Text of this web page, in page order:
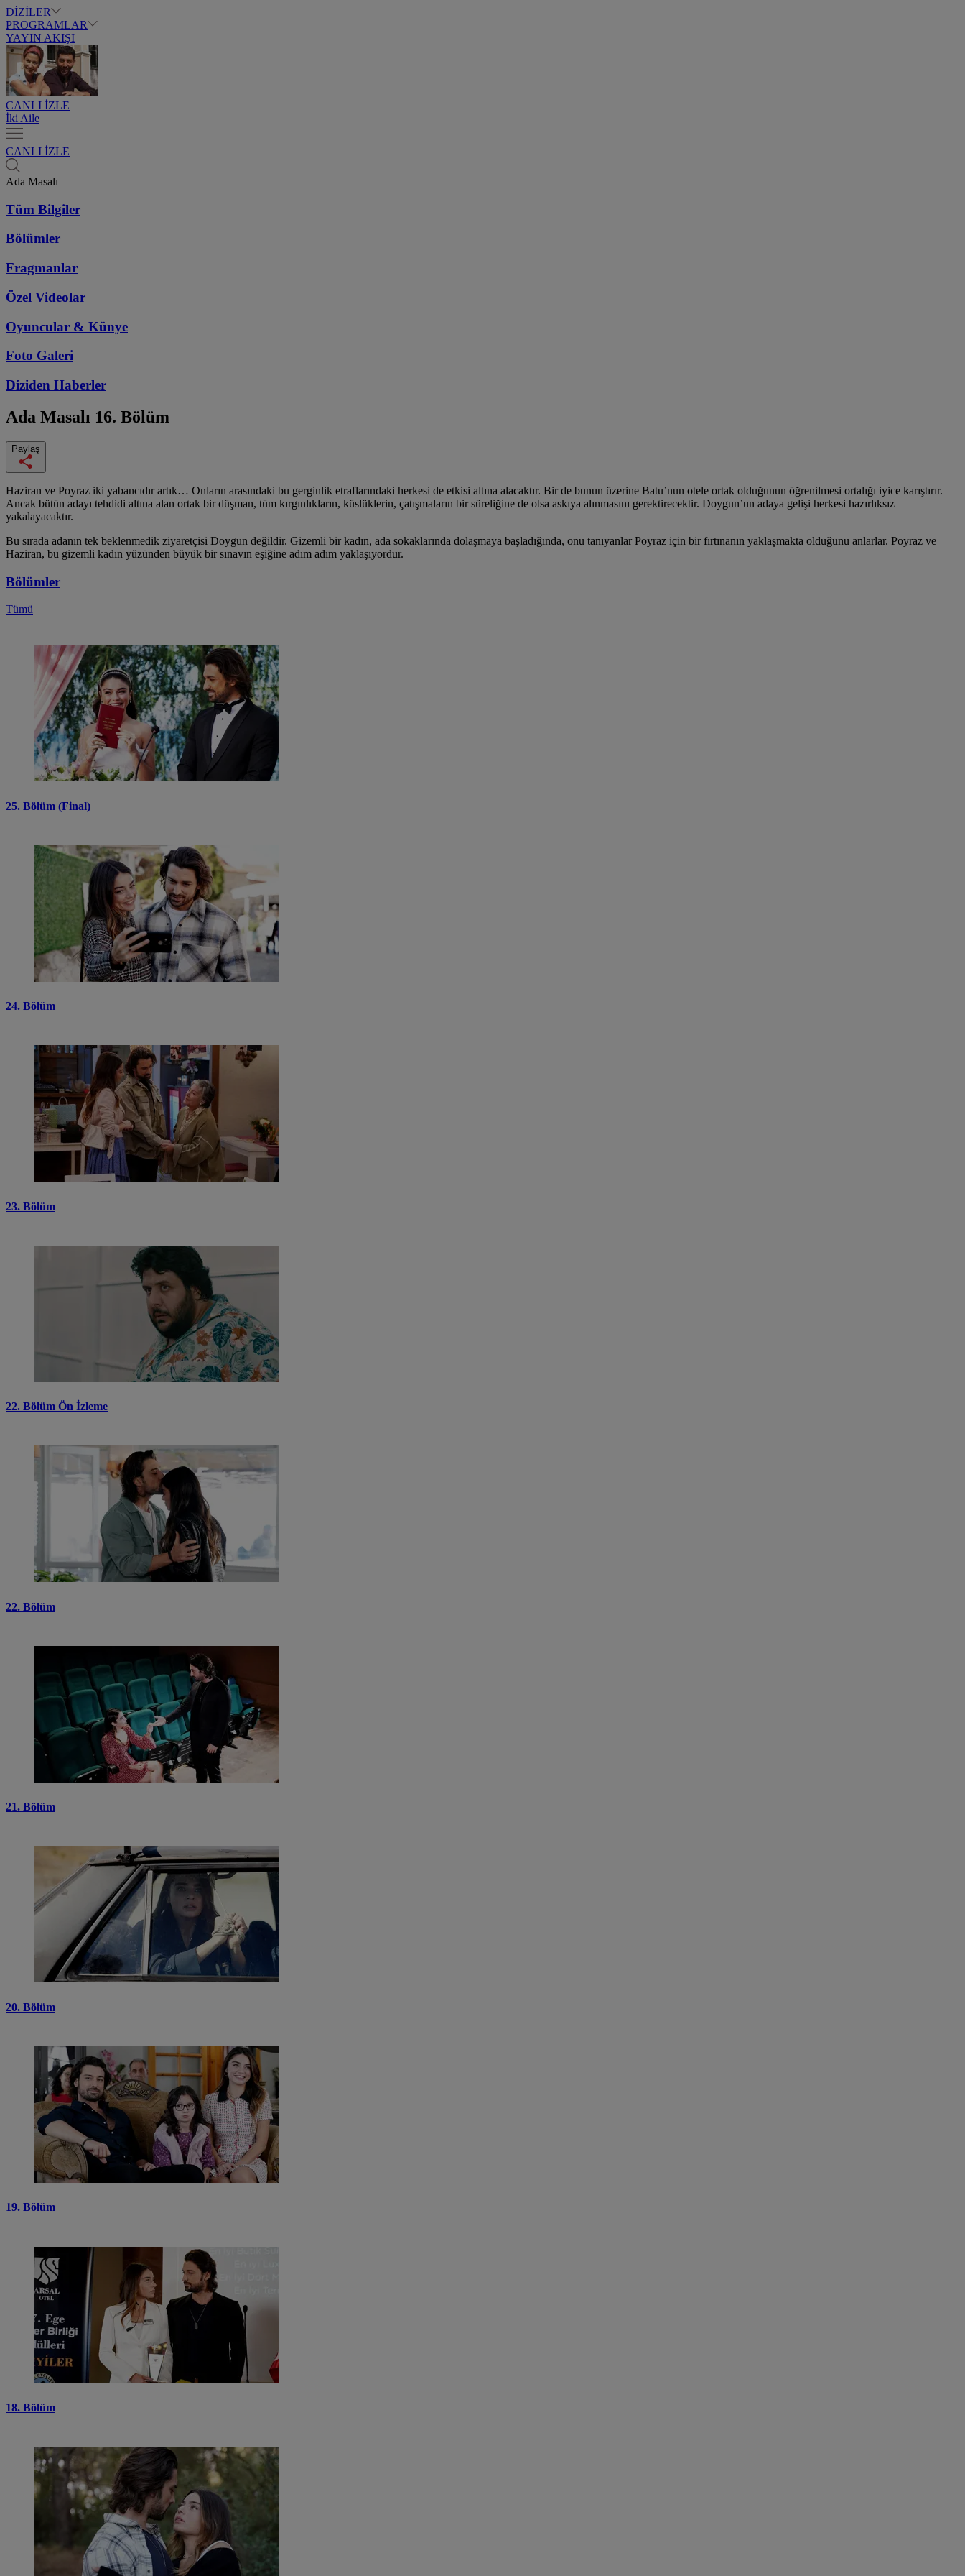
DİZİLER
PROGRAMLAR
YAYIN AKIŞI
CANLI İZLE
İki Aile
CANLI İZLE
Ada Masalı
Tüm Bilgiler
Bölümler
Fragmanlar
Özel Videolar
Oyuncular & Künye
Foto Galeri
Diziden Haberler
Ada Masalı 16. Bölüm
Paylaş
Haziran ve Poyraz iki yabancıdır artık… Onların arasındaki bu gerginlik etraflarındaki herkesi de etkisi altına alacaktır. Bir de bunun üzerine Batu’nun otele ortak olduğunun öğrenilmesi ortalığı iyice karıştırır.
Ancak bütün adayı tehdidi altına alan ortak bir düşman, tüm kırgınlıkların, küslüklerin, çatışmaların bir süreliğine de olsa askıya alınmasını gerektirecektir. Doygun’un adaya gelişi herkesi hazırlıksız
yakalayacaktır.
Bu sırada adanın tek beklenmedik ziyaretçisi Doygun değildir. Gizemli bir kadın, ada sokaklarında dolaşmaya başladığında, onu tanıyanlar Poyraz için bir fırtınanın yaklaşmakta olduğunu anlarlar. Poyraz ve
Haziran, bu gizemli kadın yüzünden büyük bir sınavın eşiğine adım adım yaklaşıyordur.
Bölümler
Tümü
25. Bölüm (Final)
24. Bölüm
23. Bölüm
22. Bölüm Ön İzleme
22. Bölüm
21. Bölüm
20. Bölüm
19. Bölüm
18. Bölüm